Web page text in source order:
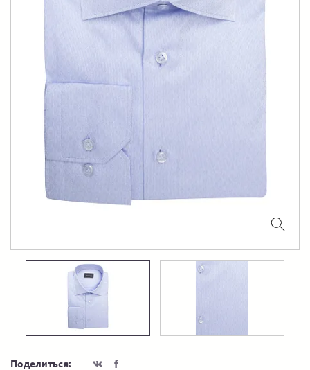
Поделиться: